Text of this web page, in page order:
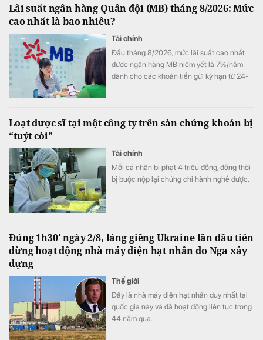
Lãi suất ngân hàng Quân đội (MB) tháng 8/2026: Mức
cao nhất là bao nhiêu?
Tài chính
Đầu tháng 8/2026, mức lãi suất cao nhất
được ngân hàng MB niêm yết là 7%/năm
dành cho các khoản tiền gửi kỳ hạn từ 24-
Loạt dược sĩ tại một công ty trên sàn chứng khoán bị
“tuýt còi”
Tài chính
Mỗi cá nhân bị phạt 4 triệu đồng, đồng thời
bị buộc nộp lại chứng chỉ hành nghề dược.
Đúng 1h30' ngày 2/8, láng giềng Ukraine lần đầu tiên
dừng hoạt động nhà máy điện hạt nhân do Nga xây
dựng
Thế giới
Đây là nhà máy điện hạt nhân duy nhất tại
quốc gia này và đã hoạt động liên tục trong
44 năm qua.